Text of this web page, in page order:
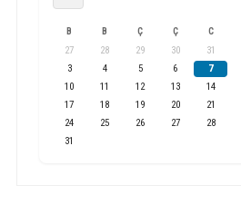
B B Ç Ç C
27 28 29 30 31
3
4 5 6 7
10
11 12 13 14
17
18 19 20 21
24
25 26 27 28
31